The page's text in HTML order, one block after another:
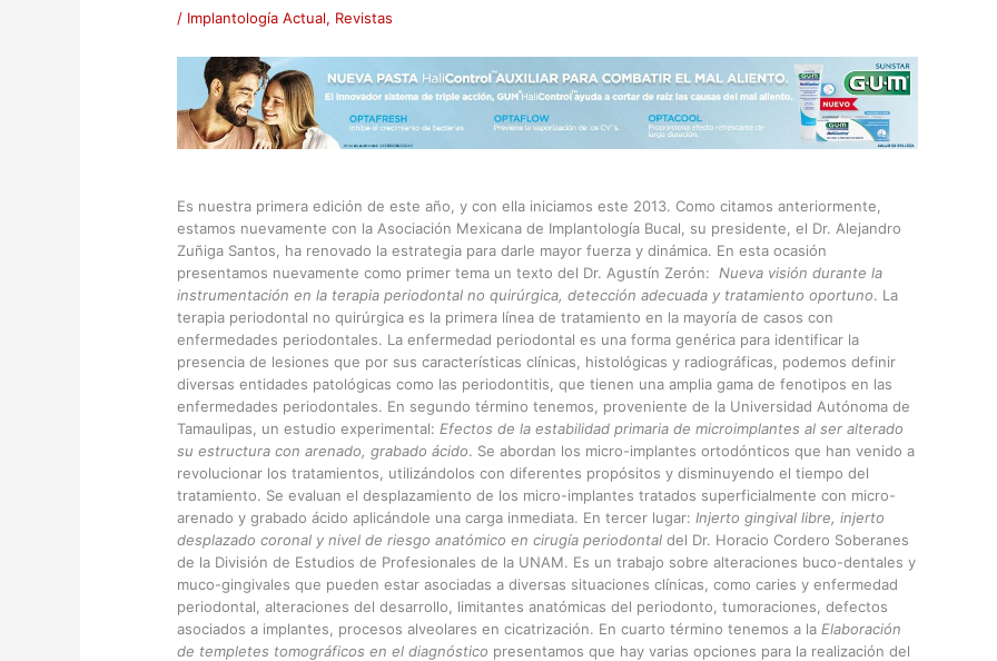
/ Implantología Actual, Revistas
Es nuestra primera edición de este año, y con ella iniciamos este 2013. Como citamos anteriormente,
estamos nuevamente con la Asociación Mexicana de Implantología Bucal, su presidente, el Dr. Alejandro
Zuñiga Santos, ha renovado la estrategia para darle mayor fuerza y dinámica. En esta ocasión
presentamos nuevamente como primer tema un texto del Dr. Agustín Zerón: Nueva visión durante la
instrumentación en la terapia periodontal no quirúrgica, detección adecuada y tratamiento oportuno. La
terapia periodontal no quirúrgica es la primera línea de tratamiento en la mayoría de casos con
enfermedades periodontales. La enfermedad periodontal es una forma genérica para identificar la
presencia de lesiones que por sus características clínicas, histológicas y radiográficas, podemos definir
diversas entidades patológicas como las periodontitis, que tienen una amplia gama de fenotipos en las
enfermedades periodontales. En segundo término tenemos, proveniente de la Universidad Autónoma de
Tamaulipas, un estudio experimental: Efectos de la estabilidad primaria de microimplantes al ser alterado
su estructura con arenado, grabado ácido. Se abordan los micro-implantes ortodónticos que han venido a
revolucionar los tratamientos, utilizándolos con diferentes propósitos y disminuyendo el tiempo del
tratamiento. Se evaluan el desplazamiento de los micro-implantes tratados superficialmente con micro-
arenado y grabado ácido aplicándole una carga inmediata. En tercer lugar: Injerto gingival libre, injerto
desplazado coronal y nivel de riesgo anatómico en cirugía periodontaldel Dr. Horacio Cordero Soberanes
de la División de Estudios de Profesionales de la UNAM. Es un trabajo sobre alteraciones buco-dentales y
muco-gingivales que pueden estar asociadas a diversas situaciones clínicas, como caries y enfermedad
periodontal, alteraciones del desarrollo, limitantes anatómicas del periodonto, tumoraciones, defectos
asociados a implantes, procesos alveolares en cicatrización. En cuarto término tenemos a la Elaboración
de templetes tomográficos en el diagnóstico presentamos que hay varias opciones para la realización del